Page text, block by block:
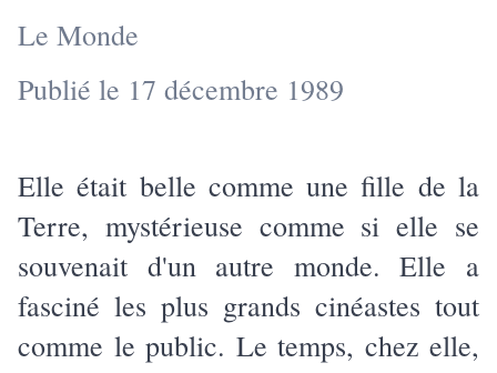
Le Monde
Publié le 17 décembre 1989
Elle était belle comme une fille de la
Terre, mystérieuse comme si elle se
souvenait d'un autre monde. Elle a
fasciné les plus grands cinéastes tout
comme le public. Le temps, chez elle,